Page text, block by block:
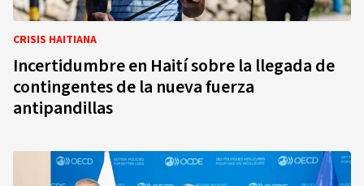
CRISIS HAITIANA
Incertidumbre en Haití sobre la llegada de
contingentes de la nueva fuerza
antipandillas